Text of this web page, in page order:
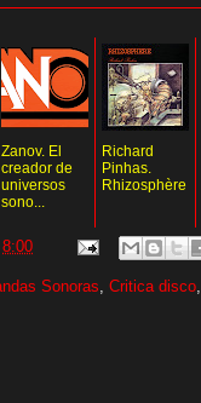
Zanov. El
creador de
universos
sono...
Richard
Pinhas.
Rhizosphère
8:00
Sonoras Critica disco